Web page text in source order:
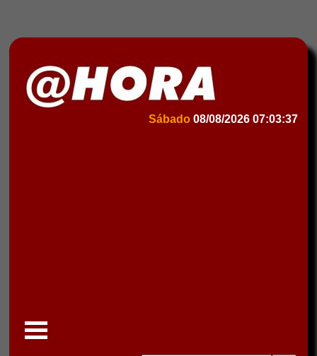
Sábado 08/08/2026 07:03:37